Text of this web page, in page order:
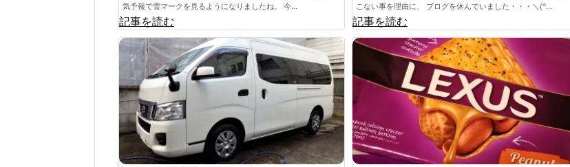
気予報で雪マークを見るようになりましたね。 今...
記事を読む
こない事を理由に、 ブログを休んでいました・・・＼(^...
記事を読む